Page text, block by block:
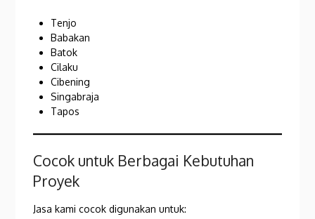
Tenjo
Babakan
Batok
Cilaku
Cibening
Singabraja
Tapos
Cocok untuk Berbagai Kebutuhan
Proyek
Jasa kami cocok digunakan untuk: